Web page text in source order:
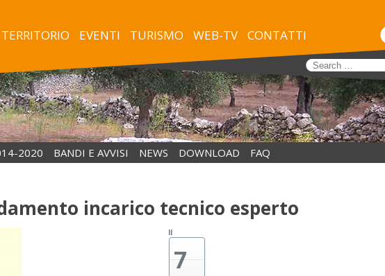
EVENTI TURISMO WEB-TV CONTATTI
2020 BANDI E AVVISI NEWS DOWNLOAD FAQ
incarico tecnico esperto
Il
7